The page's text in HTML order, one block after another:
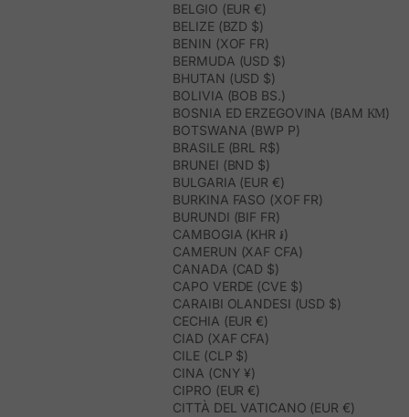
BELGIO (EUR €)
BELIZE (BZD $)
BENIN (XOF FR)
BERMUDA (USD $)
BHUTAN (USD $)
BOLIVIA (BOB BS.)
BOSNIA ED ERZEGOVINA (BAM КМ)
BOTSWANA (BWP P)
BRASILE (BRL R$)
BRUNEI (BND $)
BULGARIA (EUR €)
BURKINA FASO (XOF FR)
BURUNDI (BIF FR)
CAMBOGIA (KHR ៛)
CAMERUN (XAF CFA)
CANADA (CAD $)
CAPO VERDE (CVE $)
CARAIBI OLANDESI (USD $)
CECHIA (EUR €)
CIAD (XAF CFA)
CILE (CLP $)
CINA (CNY ¥)
CIPRO (EUR €)
CITTÀ DEL VATICANO (EUR €)